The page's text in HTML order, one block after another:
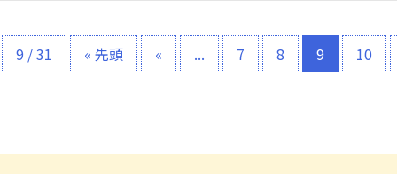
9 / 31 « 先頭 « ... 7 8 9 10